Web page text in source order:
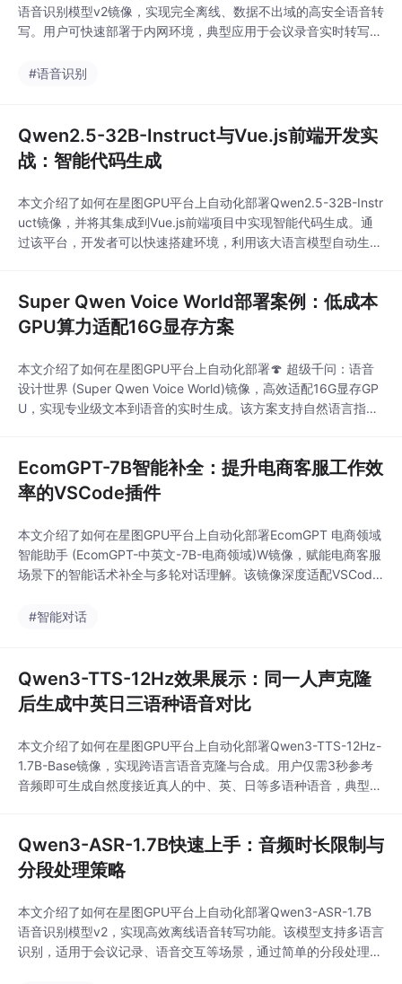
语音识别模型v2镜像，实现完全离线、数据不出域的高安全语音转
写。用户可快速部署于内网环境，典型应用于会议录音实时转写、
息合规可控。
#语音识别
Qwen2.5-32B-Instruct与Vue.js前端开发实
战：智能代码生成
本文介绍了如何在星图GPU平台上自动化部署Qwen2.5-32B-Instr
uct镜像，并将其集成到Vue.js前端项目中实现智能代码生成。通
过该平台，开发者可以快速搭建环境，利用该大语言模型自动生成
Super Qwen Voice World部署案例：低成本
GPU算力适配16G显存方案
本文介绍了如何在星图GPU平台上自动化部署🍄 超级千问：语音
设计世界 (Super Qwen Voice World)镜像，高效适配16G显存GP
U，实现专业级文本到语音的实时生成。该方案支持自然语言指令
EcomGPT-7B智能补全：提升电商客服工作效
率的VSCode插件
本文介绍了如何在星图GPU平台上自动化部署EcomGPT 电商领域
智能助手 (EcomGPT-中英文-7B-电商领域)W镜像，赋能电商客服
场景下的智能话术补全与多轮对话理解。该镜像深度适配VSCode
服响应，显著提升重复咨询处理效率。
#智能对话
Qwen3-TTS-12Hz效果展示：同一人声克隆
后生成中英日三语种语音对比
本文介绍了如何在星图GPU平台上自动化部署Qwen3-TTS-12Hz-
1.7B-Base镜像，实现跨语言语音克隆与合成。用户仅需3秒参考
音频即可生成自然度接近真人的中、英、日等多语种语音，典型应
Qwen3-ASR-1.7B快速上手：音频时长限制与
分段处理策略
本文介绍了如何在星图GPU平台上自动化部署Qwen3-ASR-1.7B
语音识别模型v2，实现高效离线语音转写功能。该模型支持多语言
识别，适用于会议记录、语音交互等场景，通过简单的分段处理策